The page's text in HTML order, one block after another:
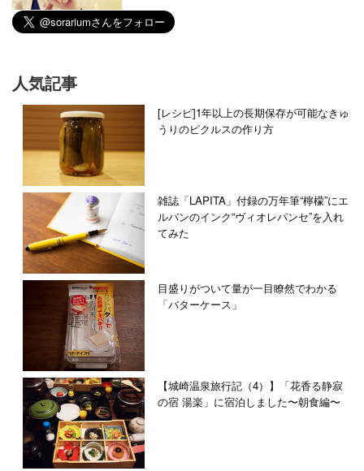
人気記事
[レシピ]1年以上の長期保存が可能なきゅ
うりのピクルスの作り方
雑誌「LAPITA」付録の万年筆“檸檬”にエ
ルバンのインク“ヴィオレパンセ”を入れ
てみた
目盛りがついて量が一目瞭然でわかる
「バターケース」
【城崎温泉旅行記（4）】「花香る静寂
の宿 湯楽」に宿泊しました〜朝食編〜